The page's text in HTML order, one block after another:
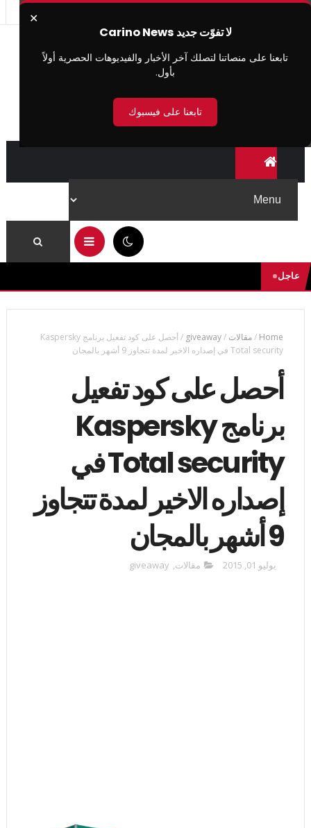
✕
لا تفوّت جديد Carino News
تابعنا على منصاتنا لتصلك آخر الأخبار والفيديوهات الحصرية أولاً
بأول.
تابعنا على فيسبوك
عاجل
Home
/مقالات /
giveaway
/
أحصل على كود تفعيل برنامج Kaspersky
Total security في إصداره الاخير لمدة تتجاوز 9 أشهر بالمجان
أحصل على كود تفعيل
برنامج Kaspersky
Total security في
إصداره الاخير لمدة تتجاوز
9 أشهر بالمجان
يوليو 01, 2015 مقالات,
giveaway